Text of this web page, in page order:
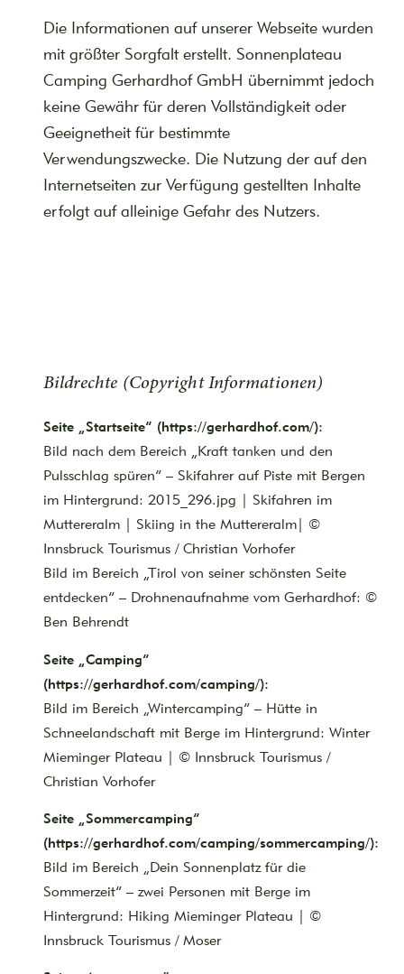
Die Informationen auf unserer Webseite wurden
mit größter Sorgfalt erstellt. Sonnenplateau
Camping Gerhardhof GmbH übernimmt jedoch
keine Gewähr für deren Vollständigkeit oder
Geeignetheit für bestimmte
Verwendungszwecke. Die Nutzung der auf den
Internetseiten zur Verfügung gestellten Inhalte
erfolgt auf alleinige Gefahr des Nutzers.
Bildrechte (Copyright Informationen)
Seite „Startseite“ (https://gerhardhof.com/):
Bild nach dem Bereich „Kraft tanken und den
Pulsschlag spüren“ – Skifahrer auf Piste mit Bergen
im Hintergrund: 2015_296.jpg | Skifahren im
Muttereralm | Skiing in the Muttereralm| ©
Innsbruck Tourismus / Christian Vorhofer
Bild im Bereich „Tirol von seiner schönsten Seite
entdecken“ – Drohnenaufnahme vom Gerhardhof: ©
Ben Behrendt
Seite „Camping“
(https://gerhardhof.com/camping/):
Bild im Bereich „Wintercamping“ – Hütte in
Schneelandschaft mit Berge im Hintergrund: Winter
Mieminger Plateau | © Innsbruck Tourismus /
Christian Vorhofer
Seite „Sommercamping“
(https://gerhardhof.com/camping/sommercamping/):
Bild im Bereich „Dein Sonnenplatz für die
Sommerzeit“ – zwei Personen mit Berge im
Hintergrund: Hiking Mieminger Plateau | ©
Innsbruck Tourismus / Moser